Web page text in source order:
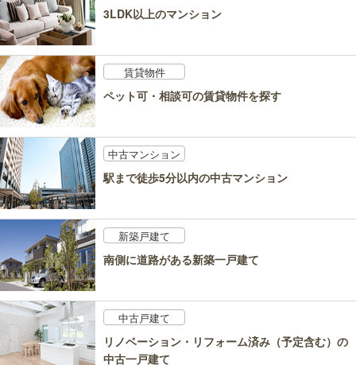
3LDK以上のマンション
賃貸物件
ペット可・相談可の賃貸物件を探す
中古マンション
駅まで徒歩5分以内の中古マンション
新築戸建て
南側に道路がある新築一戸建て
中古戸建て
リノベーション・リフォーム済み（予定含む）の
中古一戸建て